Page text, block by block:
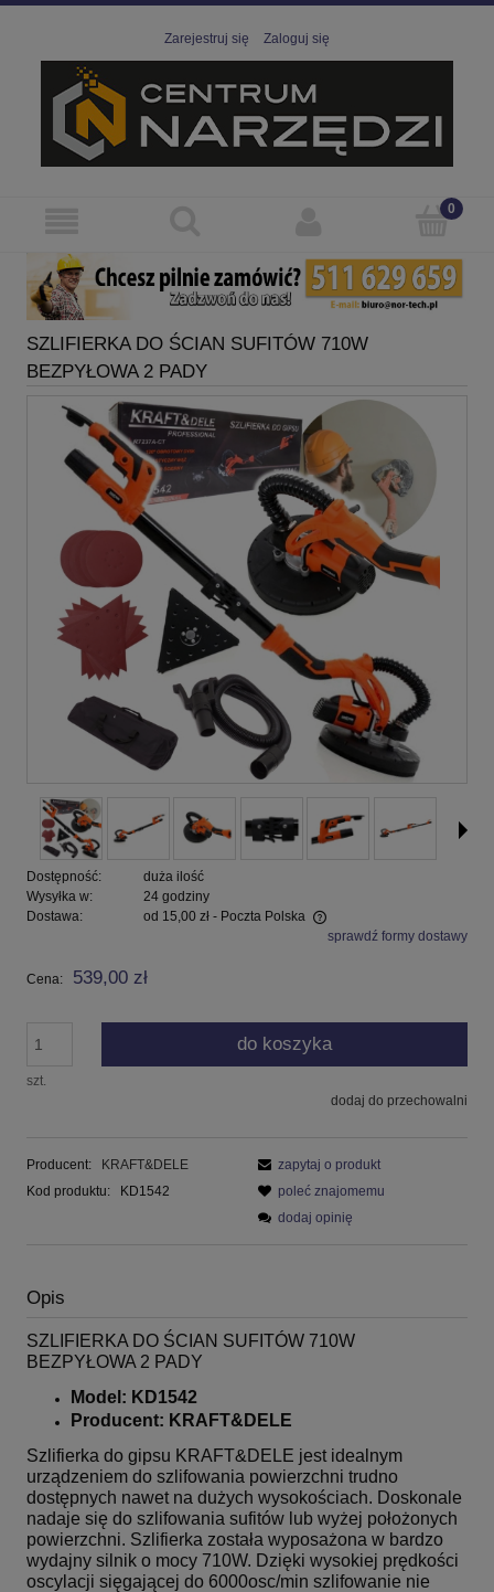
Zarejestruj się Zaloguj się
SZLIFIERKA DO ŚCIAN SUFITÓW 710W
BEZPYŁOWA 2 PADY
Dostępność:
duża ilość
Wysyłka w:
24 godziny
Dostawa:
od 15,00 zł - Poczta Polska
Cena nie zawiera ewentualnych kosztów płatnościsprawdź formy dostawy
Cena: 539,00 zł
szt.
do koszyka
dodaj do przechowalni
Producent:
KRAFT&DELE
Kod produktu:
KD1542
zapytaj o produkt
poleć znajomemu
dodaj opinię
Opis
SZLIFIERKA DO ŚCIAN SUFITÓW 710W
BEZPYŁOWA 2 PADY
Model: KD1542
Producent: KRAFT&DELE
Szlifierka do gipsu KRAFT&DELE jest idealnym
urządzeniem do szlifowania powierzchni trudno
dostępnych nawet na dużych wysokościach. Doskonale
nadaje się do szlifowania sufitów lub wyżej położonych
powierzchni. Szlifierka została wyposażona w bardzo
wydajny silnik o mocy 710W. Dzięki wysokiej prędkości
oscylacji sięgającej do 6000osc/min szlifowanie nie